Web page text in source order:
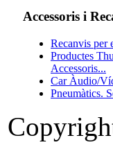
Accessoris i
Recanvis per
Productes
Accessoris...
Car Àudio/
Pneumàtics.